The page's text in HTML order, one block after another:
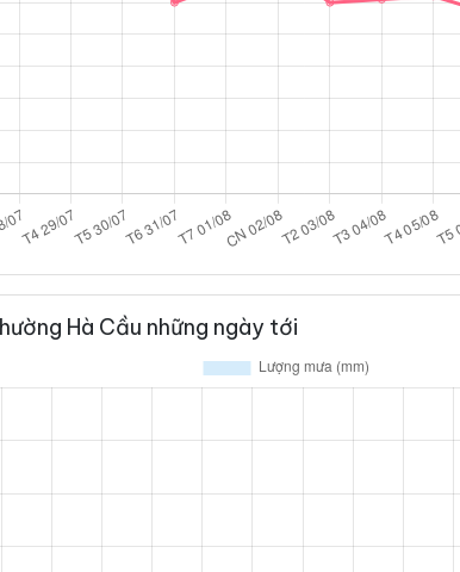
Hà Cầu những ngày tới